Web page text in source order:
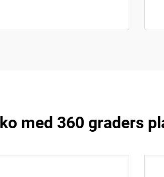
med 360 graders